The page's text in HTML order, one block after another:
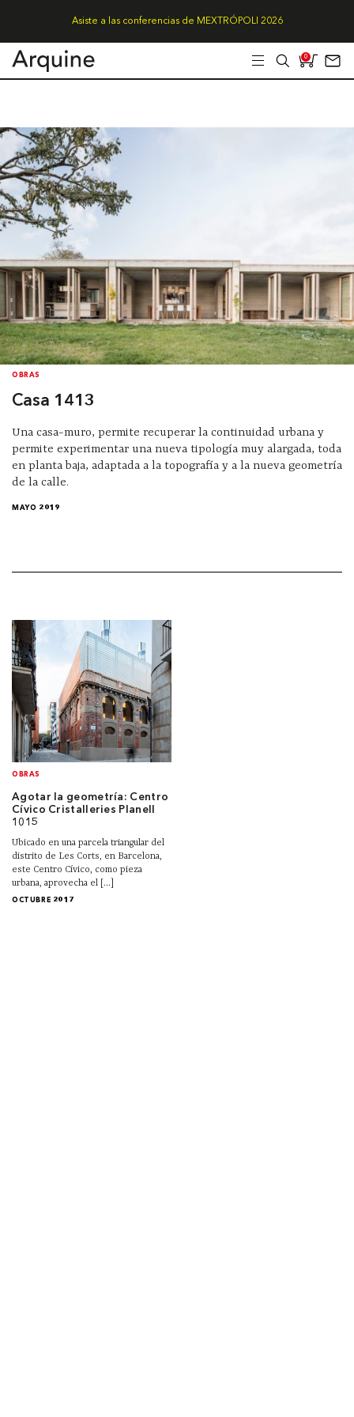
Asiste a las conferencias de MEXTRÓPOLI 2026
0
OBRAS
Casa 1413
Una casa-muro, permite recuperar la continuidad urbana y
permite experimentar una nueva tipología muy alargada, toda
en planta baja, adaptada a la topografía y a la nueva geometría
de la calle.
MAYO 2019
OBRAS
Agotar la geometría: Centro
Cívico Cristalleries Planell
1015
Ubicado en una parcela triangular del
distrito de Les Corts, en Barcelona,
este Centro Cívico, como pieza
urbana, aprovecha el [...]
OCTUBRE 2017